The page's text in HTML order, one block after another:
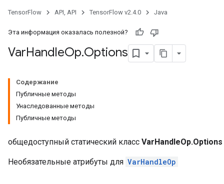
TensorFlow API, API TensorFlow v2.4.0 Java
Эта информация оказалась полезной?
VarHandleOp.Options
Содержание
Публичные методы
Унаследованные методы
Публичные методы
общедоступный статический класс VarHandleOp.Options
Необязательные атрибуты для VarHandleOp